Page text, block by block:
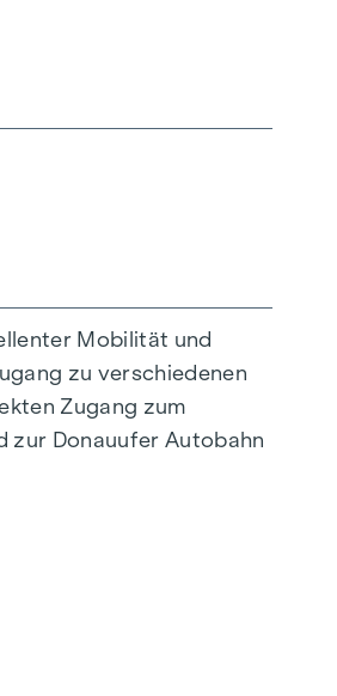
Mobilität und
zu verschiedenen
Zugang zum
zur Donauufer Autobahn